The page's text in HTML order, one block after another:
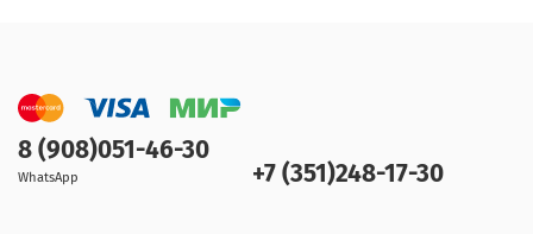
8 (908)051-46-30
WhatsApp +7 (351)248-17-30